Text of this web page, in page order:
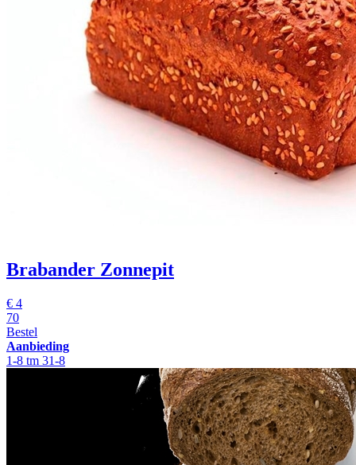
Brabander Zonnepit
€ 4
70
Bestel
Aanbieding
1-8 tm 31-8